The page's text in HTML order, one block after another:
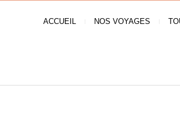
ACCUEIL NOS VOYAGES